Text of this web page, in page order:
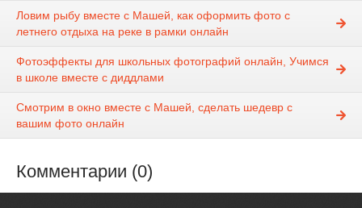
Ловим рыбу вместе с Машей, как оформить фото с
летнего отдыха на реке в рамки онлайн
Фотоэффекты для школьных фотографий онлайн, Учимся
в школе вместе с диддлами
Смотрим в окно вместе с Машей, сделать шедевр с
вашим фото онлайн
Комментарии (0)